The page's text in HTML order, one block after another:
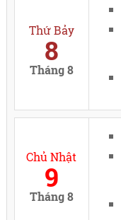
Thứ Bảy
8
Tháng 8
Chủ Nhật
9
Tháng 8